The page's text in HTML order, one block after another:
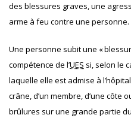
des blessures graves, une
arme à feu contre une personne.
Une personne subit une «
compétence de l’UES si, selon le
laquelle elle est admise à
crâne, d’un membre, d’une côte
brûlures sur une grande partie